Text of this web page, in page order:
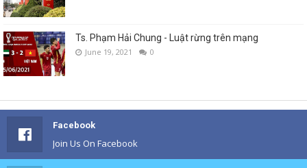
Ts. Phạm Hải Chung - Luật rừng trên mạng
June 19, 2021 0
Facebook
Join Us On Facebook